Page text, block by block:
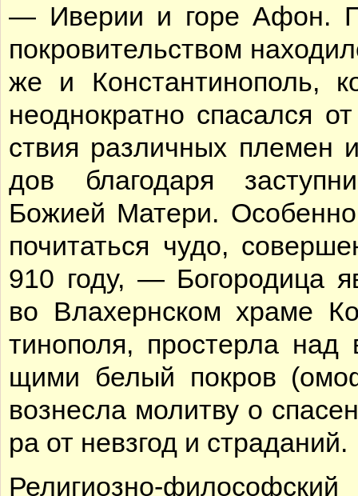
— Иве­рии и го­ре Афон.
по­кро­ви­тель­ством
же и Кон­стан­ти­но­поль,
не­од­но­крат­но спа­сал­ся
ствия раз­лич­ных пле­мен
дов бла­го­да­ря
Бо­жи­ей Ма­те­ри.
по­чи­тать­ся чу­до,
910 го­ду, — Бо­го­ро­ди­ца
во Вла­херн­ском хра­ме
ти­но­по­ля, про­стер­ла
щи­ми бе­лый по­кров
воз­нес­ла мо­лит­ву о
ра от не­взгод и стра­да­ний.
Ре­ли­ги­оз­но-